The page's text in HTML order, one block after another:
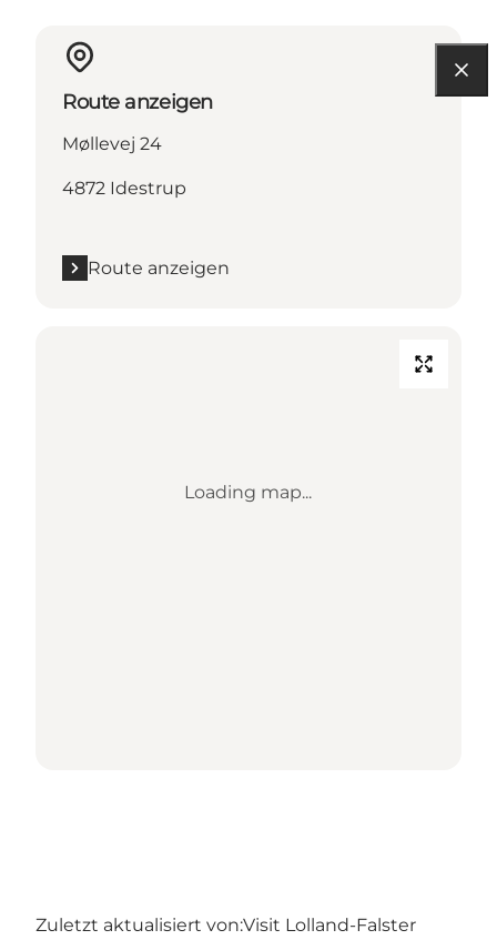
Route anzeigen
Møllevej 24
4872 Idestrup
Route anzeigen
Loading map...
Zuletzt aktualisiert von:Visit Lolland-Falster